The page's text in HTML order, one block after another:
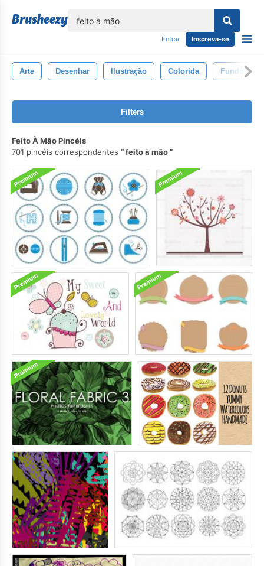
Entrar Inscreva-se
Arte Desenhar Ilustração Colorida Fundo
Filters
Feito À Mão Pincéis
701 pincéis correspondentes
feito à mão